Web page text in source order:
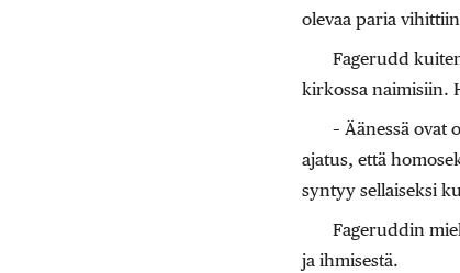
olevaa paria
Fagerudd
kirkossa naimisiin.
– Äänessä
ajatus, että
syntyy sellaiseksi
Fageruddin
ja ihmisestä.